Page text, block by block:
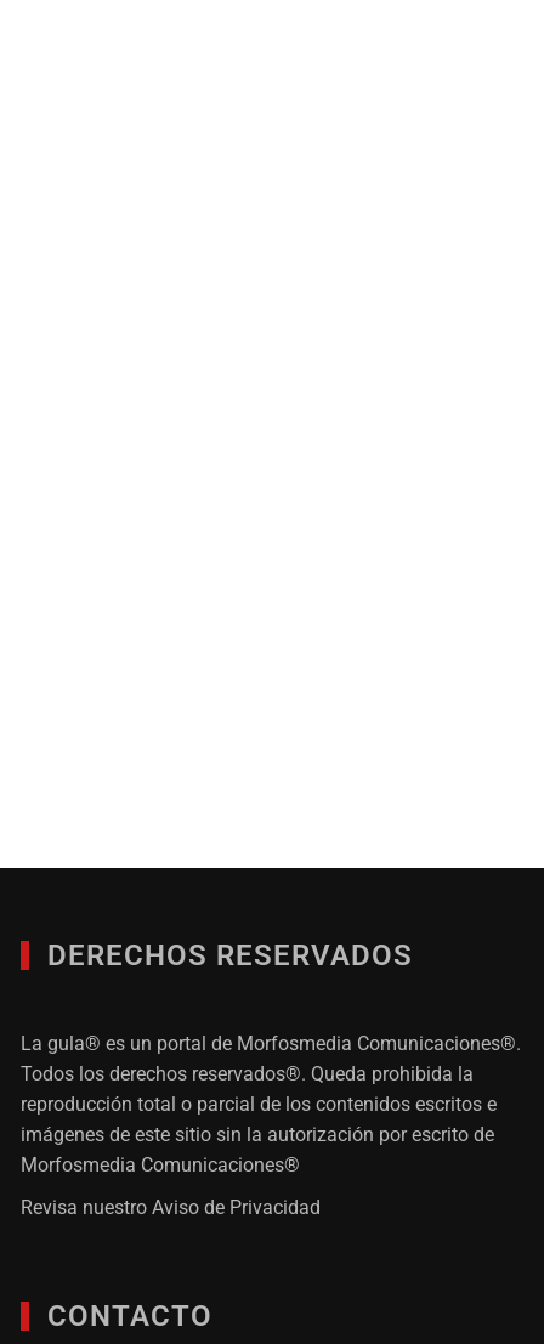
DERECHOS RESERVADOS
La gula® es un portal de Morfosmedia Comunicaciones®.
Todos los derechos reservados®. Queda prohibida la
reproducción total o parcial de los contenidos escritos e
imágenes de este sitio sin la autorización por escrito de
Morfosmedia Comunicaciones®
Revisa nuestroAviso de Privacidad
CONTACTO